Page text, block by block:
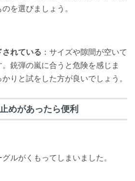
を選びましょう。
されている ：サイズや隙間が空いて
銃弾の嵐に合うと危険を感じま
りと試をした方が良いでしょう。
めがあったら便利
ルがくもってしまいました。